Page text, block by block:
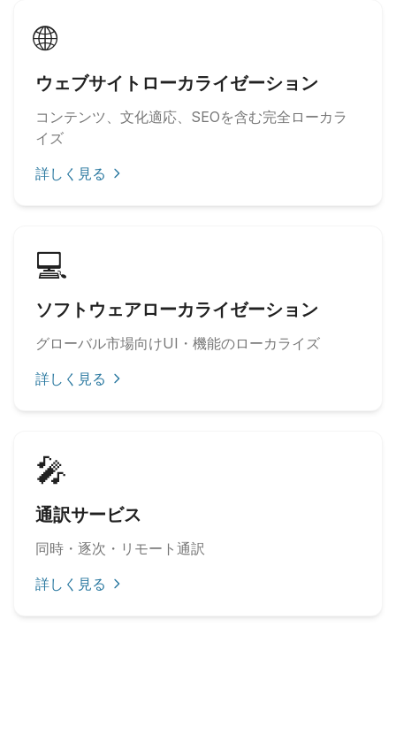
🌐
ウェブサイトローカライゼーション
コンテンツ、文化適応、SEOを含む完全ローカラ
イズ
詳しく見る
💻
ソフトウェアローカライゼーション
グローバル市場向けUI・機能のローカライズ
詳しく見る
🎤
通訳サービス
同時・逐次・リモート通訳
詳しく見る